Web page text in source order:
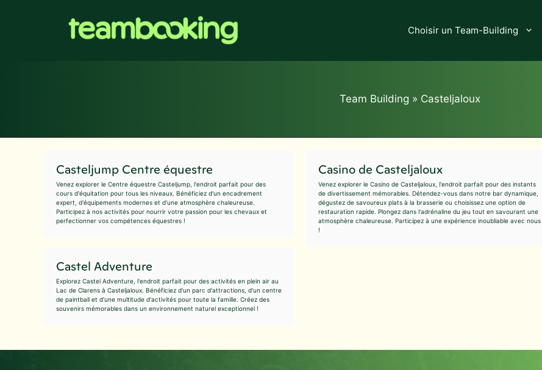
Choisir un Team-Building
Team Building » Casteljaloux
Casteljump Centre équestre
Venez explorer le Centre équestre Casteljump, l'endroit parfait pour des
cours d'équitation pour tous les niveaux. Bénéficiez d'un encadrement
expert, d'équipements modernes et d'une atmosphère chaleureuse.
Participez à nos activités pour nourrir votre passion pour les chevaux et
perfectionner vos compétences équestres !
Casino de Casteljaloux
Venez explorer le Casino de Casteljaloux, l'endroit parfait pour des instants
de divertissement mémorables. Détendez-vous dans notre bar dynamique,
dégustez de savoureux plats à la brasserie ou choisissez une option de
restauration rapide. Plongez dans l'adrénaline du jeu tout en savourant une
atmosphère chaleureuse. Participez à une expérience inoubliable avec nous
!
Castel Adventure
Explorez Castel Adventure, l'endroit parfait pour des activités en plein air au
Lac de Clarens à Casteljaloux. Bénéficiez d'un parc d'attractions, d'un centre
de paintball et d'une multitude d'activités pour toute la famille. Créez des
souvenirs mémorables dans un environnement naturel exceptionnel !